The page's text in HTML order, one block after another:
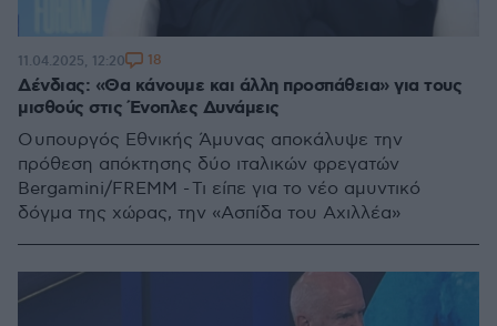
Δένδιας: «Θα κάνουμε και άλλη προσπάθεια» για τους
μισθούς στις Ένοπλες Δυνάμεις
Ο υπουργός Εθνικής Άμυνας αποκάλυψε την
πρόθεση απόκτησης δύο ιταλικών φρεγατών
Bergamini/FREMM - Τι είπε για το νέο αμυντικό
δόγμα της χώρας, την «Ασπίδα του Αχιλλέα»
11.04.2025, 12:20 18